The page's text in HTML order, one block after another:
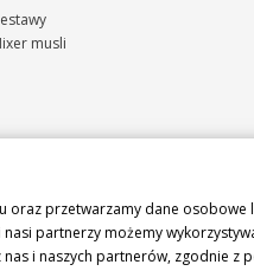
musli
oraz przetwarzamy dane osobowe
partnerzy możemy
i naszych partnerów, zgodnie z